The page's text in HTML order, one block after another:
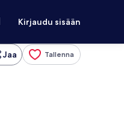
Kirjaudu sisään
Jaa Tallenna